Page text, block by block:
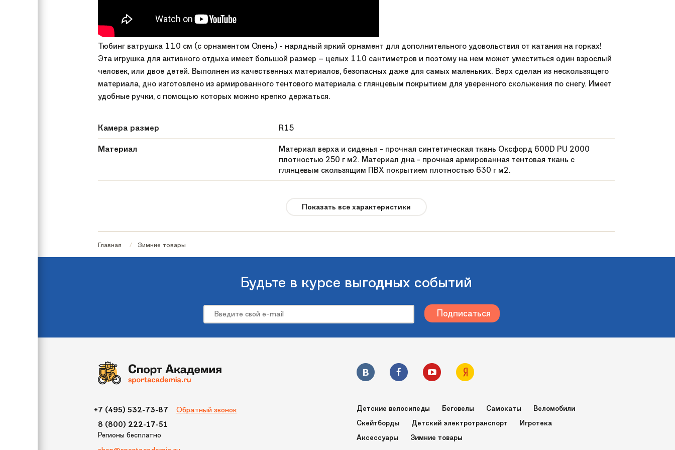
Тюбинг ватрушка 110 см (с орнаментом Олень) - нарядный яркий орнамент для дополнительного удовольствия от катания на горках!
Эта игрушка для активного отдыха имеет большой размер – целых 110 сантиметров и поэтому на нем может уместиться один взрослый
человек, или двое детей. Выполнен из качественных материалов, безопасных даже для самых маленьких. Верх сделан из нескользящего
материала, дно изготовлено из армированного тентового материала с глянцевым покрытием для уверенного скольжения по снегу. Имеет
удобные ручки, с помощью которых можно крепко держаться.
Камера размер
R15
Материал
Материал верха и сиденья - прочная синтетическая ткань Оксфорд 600D PU 2000
плотностью 250 г м2. Материал дна - прочная армированная тентовая ткань с
глянцевым скользящим ПВХ покрытием плотностью 630 г м2.
Гарантия
Тюбинг: 6 месяцев. Камера: нет гарантии.
Россия
Размер
110
Цвет
Упаковка (ДхШхВ)
Модель
Орнамент "Олень" 110 см
Показать все характеристики
Главная Зимние товары
Будьте в курсе выгодных событий
+7 (495) 532-73-87 Обратный звонок
8 (800) 222-17-51
Регионы бесплатно
Детские велосипеды Беговелы Самокаты
Веломобили
Скейтборды
Детский электротранспорт
Игротека
Аксессуары
Зимние товары